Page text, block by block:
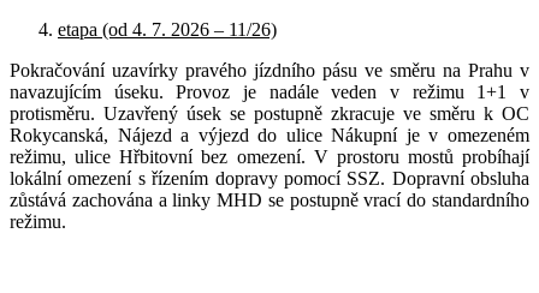
etapa (od 4. 7. 2026 – 11/26)
Pokračování uzavírky pravého jízdního pásu ve směru na Prahu v
navazujícím úseku. Provoz je nadále veden v režimu 1+1 v
protisměru. Uzavřený úsek se postupně zkracuje ve směru k OC
Rokycanská, Nájezd a výjezd do ulice Nákupní je v omezeném
režimu, ulice Hřbitovní bez omezení. V prostoru mostů probíhají
lokální omezení s řízením dopravy pomocí SSZ. Dopravní obsluha
zůstává zachována a linky MHD se postupně vrací do standardního
režimu.